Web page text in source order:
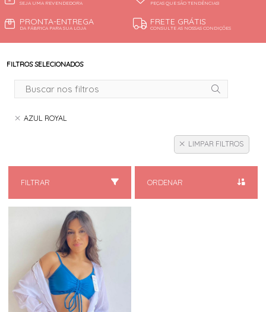
SEJA UMA REVENDEDORA PEÇAS QUE SÃO TENDÊNCIAS!
PRONTA-ENTREGA
DA FÁBRICA PARA SUA LOJA
FRETE GRÁTIS
CONSULTE AS NOSSAS CONDIÇÕES
FILTROS SELECIONADOS
AZUL ROYAL
LIMPAR FILTROS
FILTRAR ORDENAR